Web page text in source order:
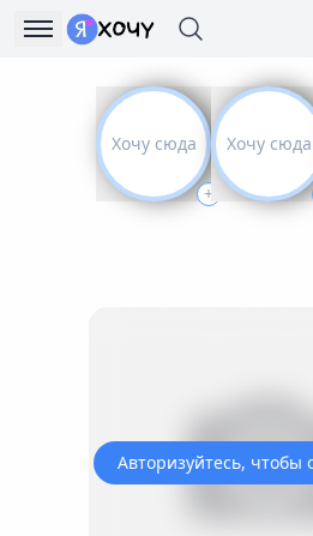
Хочу сюда
+
Хочу сюда
Авторизуйтесь, чтобы